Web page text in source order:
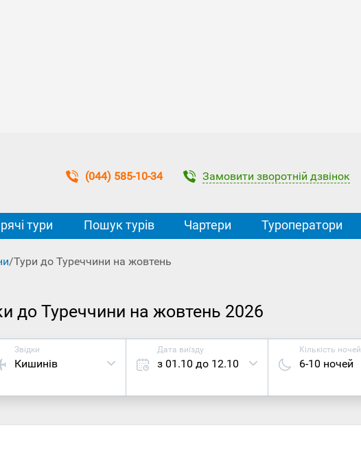
(044) 585-10-34 Замовити зворотній дзвінок
тури Пошук турів Чартери Туроператори
/Тури до Туреччини на жовтень
до Туреччини на жовтень 2026
Звідки
Кишинів
Дата виїзду
з 01.10 до 12.10
Кількість ночей
6-10 ночей